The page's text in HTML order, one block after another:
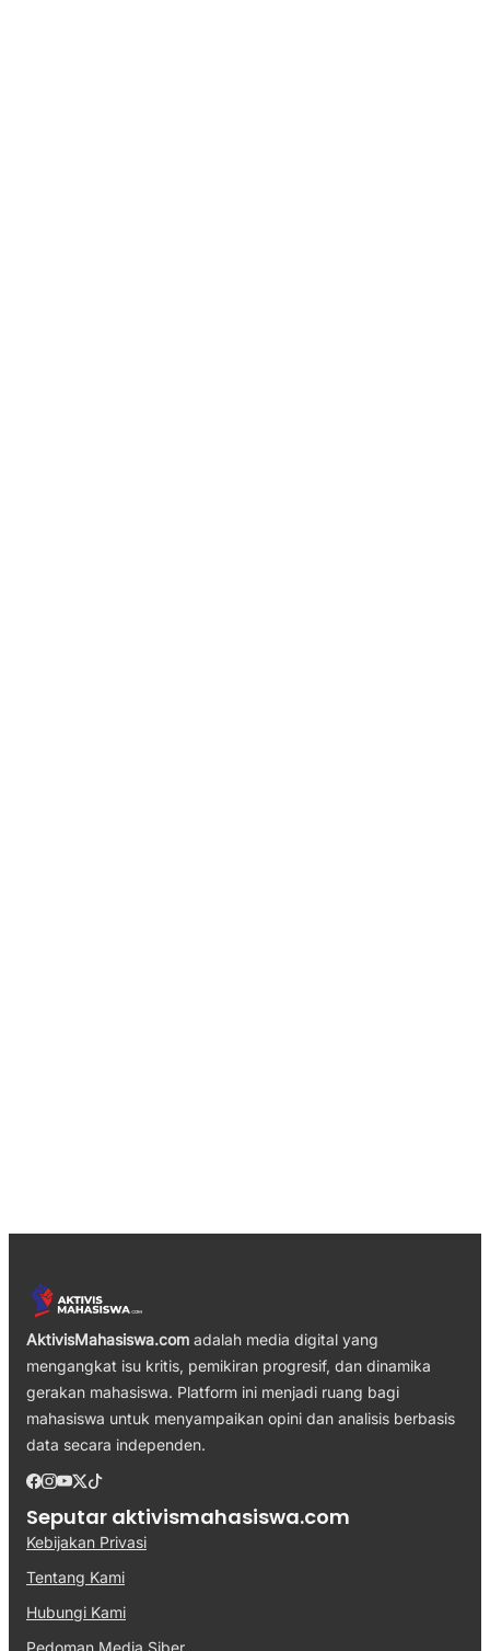
AktivisMahasiswa.com adalah media digital yang
mengangkat isu kritis, pemikiran progresif, dan dinamika
gerakan mahasiswa. Platform ini menjadi ruang bagi
mahasiswa untuk menyampaikan opini dan analisis berbasis
data secara independen.
Seputar aktivismahasiswa.com
Kebijakan Privasi
Tentang Kami
Hubungi Kami